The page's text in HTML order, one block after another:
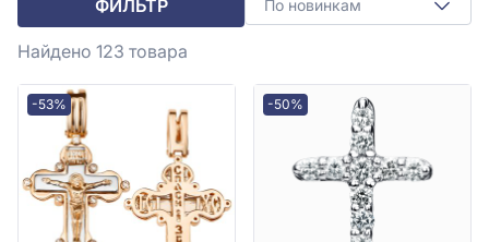
ФИЛЬТР По новинкам
Найдено 123 товара
-53% -50%